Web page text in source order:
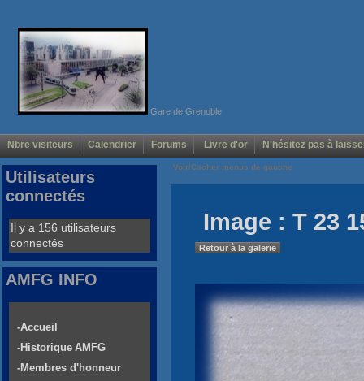
Gare de Grenoble
Nbre visiteurs Calendrier Forums Livre d'or N'hésitez pas à
Voir/Cacher menus de gauche
Image : T 23
Retour à la galerie
Utilisateurs
connectés
Il y a 156 utilisateurs
connectés
AMFG INFO
-Accueil
-Historique AMFG
-Membres d'honneur